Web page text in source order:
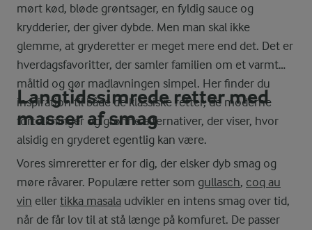
mørt kød, bløde grøntsager, en fyldig sauce og
krydderier, der giver dybde. Men man skal ikke
glemme, at gryderetter er meget mere end det. Det er
hverdagsfavoritter, der samler familien om et varmt
måltid og gør madlavningen simpel. Her finder du
inspiration til både de klassiske retter, de moderne
fortolkninger og grønne alternativer, der viser, hvor
alsidig en gryderet egentlig kan være.
Langtidssimrede retter med
masser af smag
Vores simreretter er for dig, der elsker dyb smag og
møre råvarer. Populære retter som gullasch, coq au
vin eller tikka masala udvikler en intens smag over tid,
når de får lov til at stå længe på komfuret. De passer